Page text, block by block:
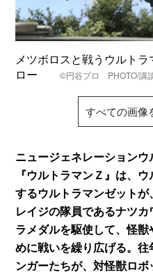
メツボロスと戦うウルト
ロー©円谷プロ PHOTO/講
すべての画像
ニュージェネレーション
『ウルトラマンＺ』は、
するウルトラマンゼット
レイジの隊員であるナツ
ラメダルを駆使して、怪
めに戦いを繰り広げる。
ンガーたちが、対怪獣ロ